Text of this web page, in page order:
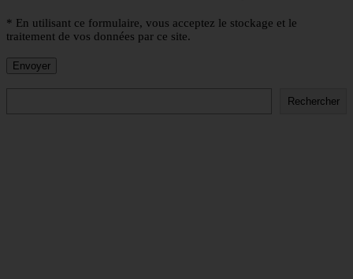
* En utilisant ce formulaire, vous acceptez le stockage et le
traitement de vos données par ce site.
Rechercher